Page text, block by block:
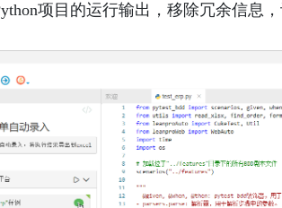
项目的运行输出，移除冗余信息